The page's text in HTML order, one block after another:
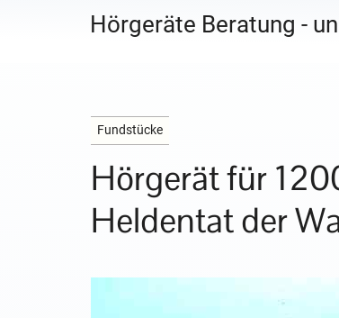
Hörgeräte Beratung -
Fundstücke
Hörgerät für
Heldentat der